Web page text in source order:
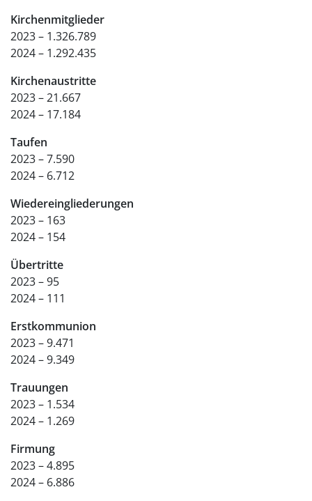
Kirchenmitglieder
2023 – 1.326.789
2024 – 1.292.435
Kirchenaustritte
2023 – 21.667
2024 – 17.184
Taufen
2023 – 7.590
2024 – 6.712
Wiedereingliederungen
2023 – 163
2024 – 154
Übertritte
2023 – 95
2024 – 111
Erstkommunion
2023 – 9.471
2024 – 9.349
Trauungen
2023 – 1.534
2024 – 1.269
Firmung
2023 – 4.895
2024 – 6.886